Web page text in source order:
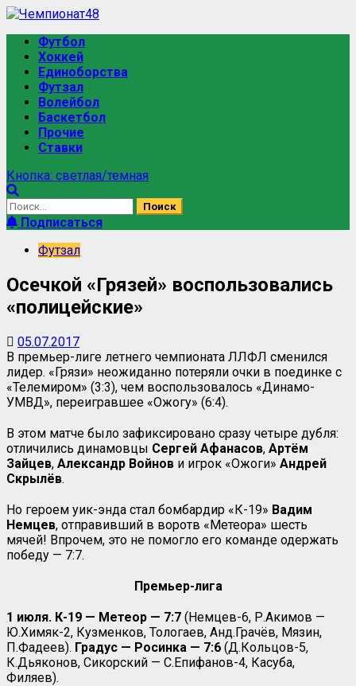
Футбол
Хоккей
Единоборства
Футзал
Волейбол
Баскетбол
Прочие
Ставки
Кнопка: светлая/темная
Подписаться
Футзал
Осечкой «Грязей» воспользовались
«полицейские»
05.07.2017
В премьер-лиге летнего чемпионата ЛЛФЛ сменился
лидер. «Грязи» неожиданно потеряли очки в поединке с
«Телемиром» (3:3), чем воспользовалось «Динамо-
УМВД», переигравшее «Ожогу» (6:4).
В этом матче было зафиксировано сразу четыре дубля:
отличились динамовцы Сергей Афанасов, Артём
Зайцев, Александр Войнов и игрок «Ожоги» Андрей
Скрылёв.
Но героем уик-энда стал бомбардир «К-19» Вадим
Немцев, отправивший в воротв «Метеора» шесть
мячей! Впрочем, это не помогло его команде одержать
победу — 7:7.
Премьер-лига
1 июля. К-19 — Метеор — 7:7 (Немцев-6, Р.Акимов —
Ю.Химяк-2, Кузменков, Тологаев, Анд.Грачёв, Мязин,
П.Фадеев). Градус — Росинка — 7:6 (Д.Кольцов-5,
К.Дьяконов, Сикорский — С.Епифанов-4, Касуба,
Филяев).